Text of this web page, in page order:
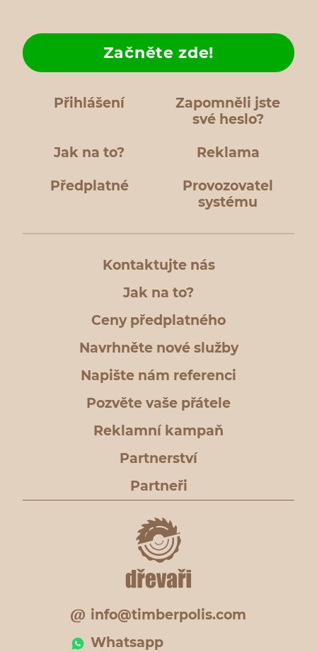
Přihlášení
Zapomněli jste
své heslo?
Jak na to?
Začněte zde!
Reklama
Předplatné
Provozovatel
systému
Kontaktujte nás
Jak na to?
Ceny předplatného
Navrhněte nové služby
Napište nám referenci
Pozvěte vaše přátele
Reklamní kampaň
Partnerství
Partneři
info@timberpolis.com
Whatsapp